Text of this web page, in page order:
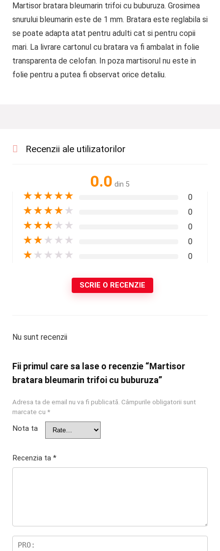
Martisor bratara bleumarin trifoi cu buburuza. Grosimea
snurului bleumarin este de 1 mm. Bratara este reglabila si
se poate adapta atat pentru adulti cat si pentru copii
mari. La livrare cartonul cu bratara va fi ambalat in folie
transparenta de celofan. In poza martisorul nu este in
folie pentru a putea fi observat orice detaliu.
Recenzii ale utilizatorilor
0.0 din 5
★★★★★ 0
★★★★ ★ 0
★★★ ★ ★ 0
★★ ★ ★ ★ 0
★ ★ ★ ★ ★ 0
SCRIE O RECENZIE
Nu sunt recenzii
Fii primul care sa lase o recenzie “Martisor
bratara bleumarin trifoi cu buburuza”
Adresa ta de email nu va fi publicată. Câmpurile obligatorii sunt
marcate cu *
Nota ta
Recenzia ta *